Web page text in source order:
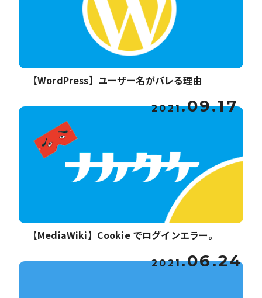
【WordPress】ユーザー名がバレる理由
2021.09.17
【MediaWiki】Cookie でログインエラー。
2021.06.24